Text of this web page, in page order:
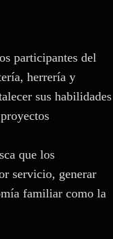
participantes del
herrería y
sus habilidades
que los
servicio, generar
familiar como la